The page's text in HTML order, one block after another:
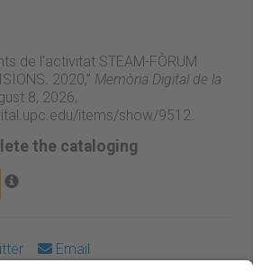
de l'activitat STEAM-FÒRUM
2020,” Memòria Digital de la
8, 2026,
items/show/9512
the cataloging
Email